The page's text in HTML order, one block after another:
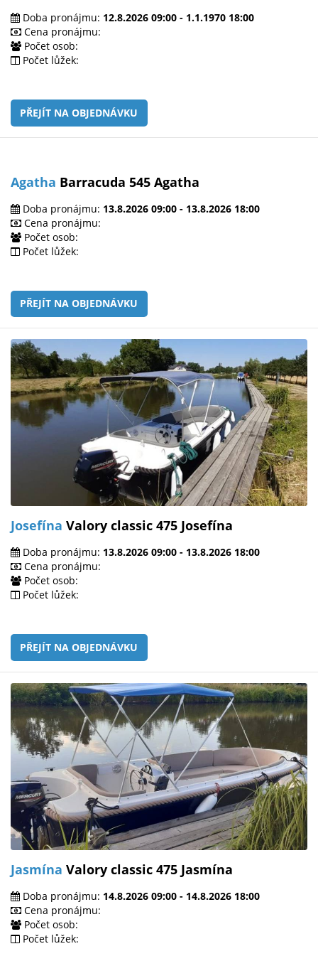
Doba pronájmu: 12.8.2026 09:00 - 1.1.1970 18:00
Cena pronájmu:
Počet osob:
Počet lůžek:
PŘEJÍT NA OBJEDNÁVKU
Agatha Barracuda 545 Agatha
Doba pronájmu: 13.8.2026 09:00 - 13.8.2026 18:00
Cena pronájmu:
Počet osob:
Počet lůžek:
PŘEJÍT NA OBJEDNÁVKU
Josefína Valory classic 475 Josefína
Doba pronájmu: 13.8.2026 09:00 - 13.8.2026 18:00
Cena pronájmu:
Počet osob:
Počet lůžek:
PŘEJÍT NA OBJEDNÁVKU
Jasmína Valory classic 475 Jasmína
Doba pronájmu: 14.8.2026 09:00 - 14.8.2026 18:00
Cena pronájmu:
Počet osob:
Počet lůžek: